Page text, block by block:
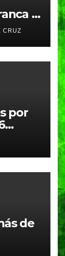
y
CRUZ
por
de